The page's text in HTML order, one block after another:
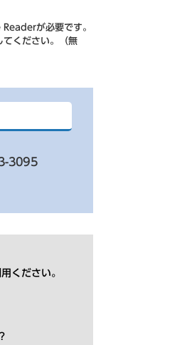
が必要です。
ください。（無
3095
ください。